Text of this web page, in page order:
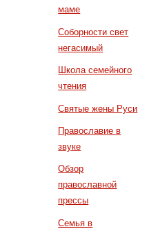
маме
Соборности свет
негасимый
Школа семейного
чтения
Святые жены Руси
Православие в
звуке
Обзор
православной
прессы
Семья в